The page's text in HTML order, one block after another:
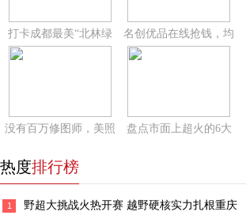
打卡成都最美“北林绿 名创优品在线抢钱，均
没有百万修图师，美照 盘点市面上超火的6大
热度排行榜
1 野超大挑战火热开赛 越野硬核实力扎根重庆